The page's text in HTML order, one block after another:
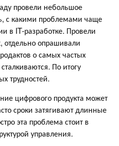
провели небольшое
с какими проблемами чаще
в IT-разработке. Провели
отдельно опрашивали
о самых частых
По итогу
трудностей.
цифрового продукта может
сроки затягивают длинные
эта проблема стоит в
управления.